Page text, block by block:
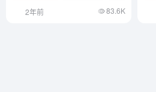
2年前 83.6K